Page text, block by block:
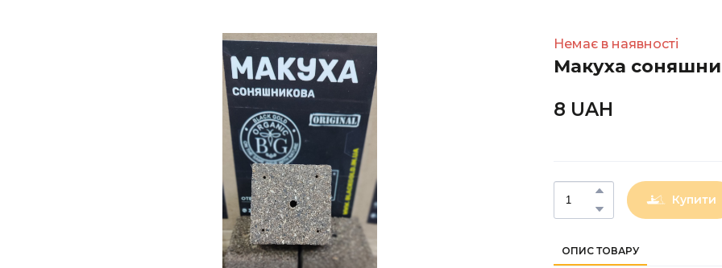
Немає в наявності
Макуха
8 UAН
Купити
ОПИС ТОВАРУ